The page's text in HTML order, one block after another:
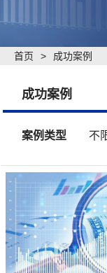
首页 > 成功案例
成功案例
案例类型 不